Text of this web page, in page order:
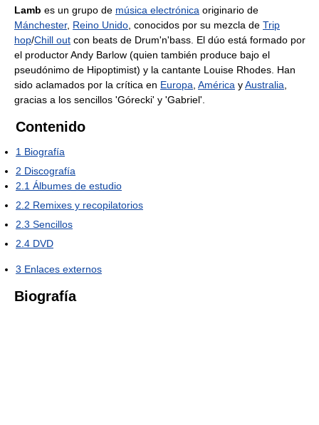
Lamb es un grupo de música electrónica originario de
Mánchester, Reino Unido , conocidos por su mezcla de Trip
hop/Chill out con beats de Drum'n'bass. El dúo está formado por
el productor Andy Barlow (quien también produce bajo el
pseudónimo de Hipoptimist) y la cantante Louise Rhodes. Han
sido aclamados por la crítica en Europa América yAustralia
gracias a los sencillos 'Górecki' y 'Gabriel'.
Contenido
1 Biografía
2 Discografía
2.1 Álbumes de estudio
2.2 Remixes y recopilatorios
2.3 Sencillos
2.4 DVD
3 Enlaces externos
Biografía